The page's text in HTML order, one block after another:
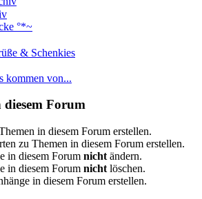
°*~
& Schenkies
kommen von...
diesem Forum
in diesem Forum erstellen.
zu Themen in diesem Forum erstellen.
in diesem Forum nicht ändern.
in diesem Forum nicht löschen.
in diesem Forum erstellen.